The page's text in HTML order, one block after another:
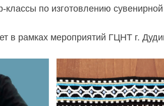
классы по изготовлению
в рамках мероприятий ГЦНТ г.